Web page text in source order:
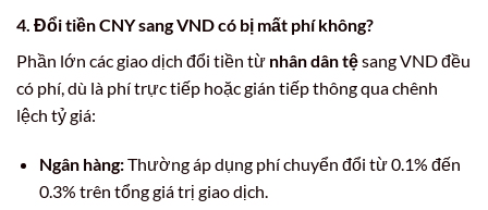
4. Đổi tiền CNY sang VND có bị mất phí không?
Phần lớn các giao dịch đổi tiền từ nhân dân tệsang VND đều
có phí, dù là phí trực tiếp hoặc gián tiếp thông qua chênh
lệch tỷ giá:
Ngân hàng:Thường áp dụng phí chuyển đổi từ 0.1% đến
0.3% trên tổng giá trị giao dịch.